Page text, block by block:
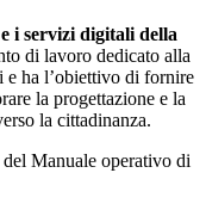
i servizi digitali della
di lavoro dedicato alla
ha l’obiettivo di fornire
la progettazione e la
la cittadinanza.
Manuale operativo di